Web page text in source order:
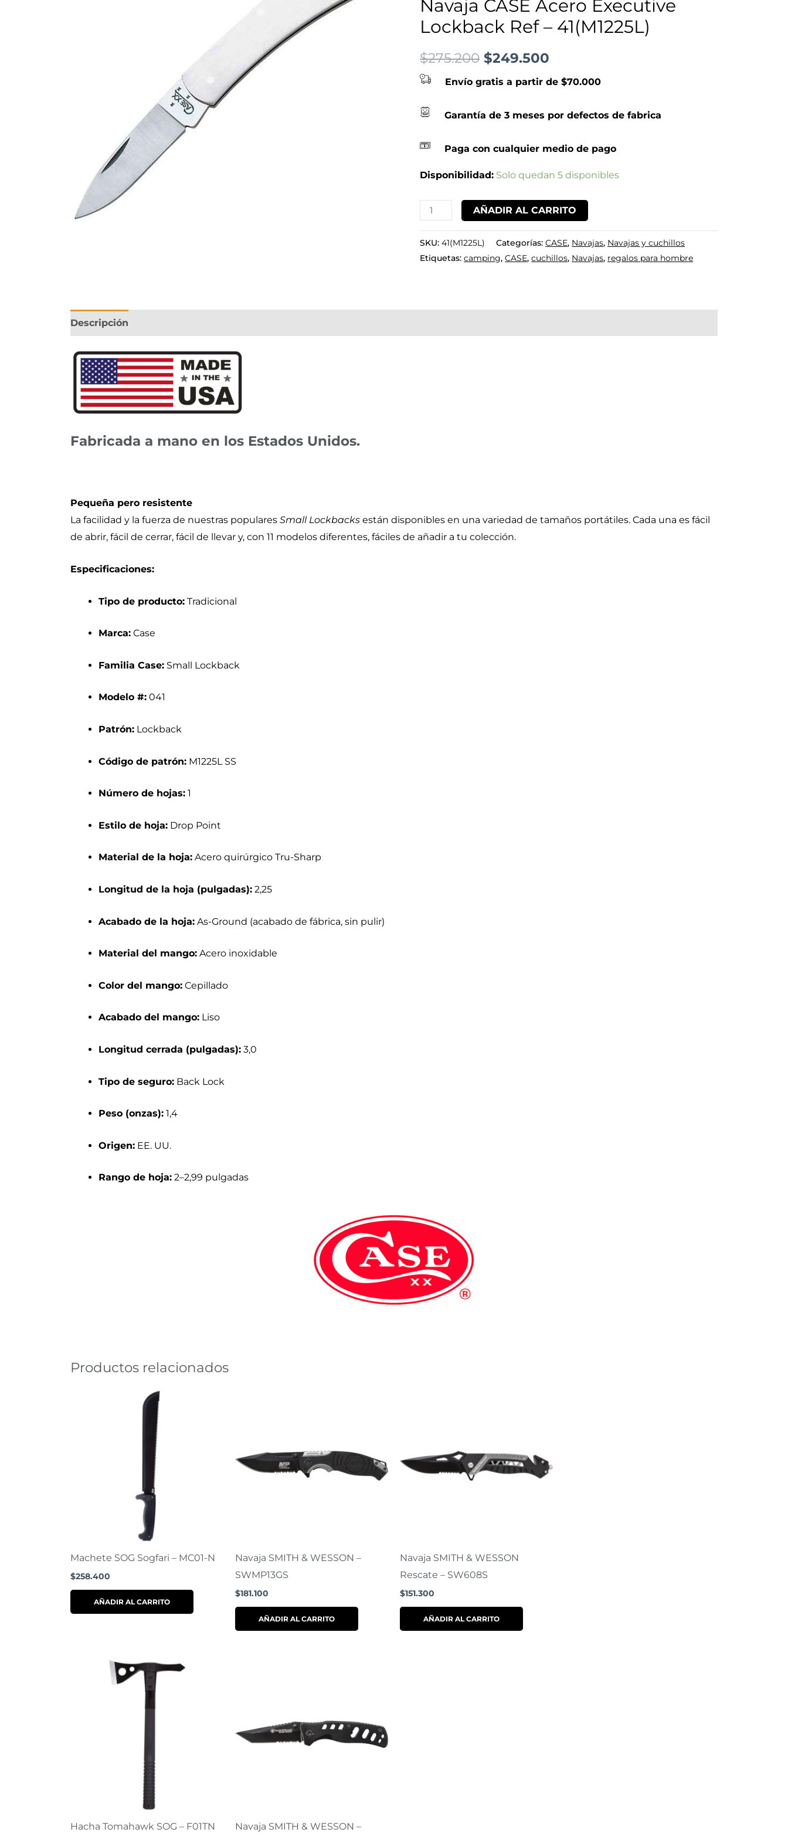
Navaja CASE Acero Executive
Lockback Ref – 41(M1225L)
$275.200
$275.200.
$249.500
$249.500.
Envío gratis a partir de $70.000
Garantía de 3 meses por defectos de fabrica
Paga con cualquier medio de pago
Disponibilidad: Solo quedan 5 disponibles
Ref
-
cantidad
AÑADIR AL CARRITO
SKU:41(M1225L) Categorías:CASE, Navajas, Navajas y cuchillos
Etiquetas:camping,CASE,cuchillos, Navajas, regalos para hombre
Descripción
Fabricada a mano en los Estados Unidos.
Pequeña pero resistente
La facilidad y la fuerza de nuestras populares Small Lockbacks están disponibles en una variedad de tamaños portátiles. Cada una es fácil
de abrir, fácil de cerrar, fácil de llevar y, con 11 modelos diferentes, fáciles de añadir a tu colección.
Especificaciones:
Tipo de producto: Tradicional
Marca: Case
Familia Case: Small Lockback
Modelo #: 041
Patrón: Lockback
Código de patrón: M1225L SS
Número de hojas: 1
Estilo de hoja: Drop Point
Material de la hoja: Acero quirúrgico Tru-Sharp
Longitud de la hoja (pulgadas): 2,25
Acabado de la hoja: As-Ground (acabado de fábrica, sin pulir)
Material del mango: Acero inoxidable
Color del mango: Cepillado
Acabado del mango: Liso
Longitud cerrada (pulgadas): 3,0
Tipo de seguro: Back Lock
Peso (onzas): 1,4
Origen: EE. UU.
Rango de hoja: 2–2,99 pulgadas
Productos relacionados
Machete SOG Sogfari – MC01-N
$258.400
AÑADIR AL CARRITO
Navaja SMITH & WESSON –
SWMP13GS
$181.100
AÑADIR AL CARRITO
Navaja SMITH & WESSON
Rescate – SW608S
$151.300
AÑADIR AL CARRITO
Hacha Tomahawk SOG – F01TN
Navaja SMITH & WESSON –